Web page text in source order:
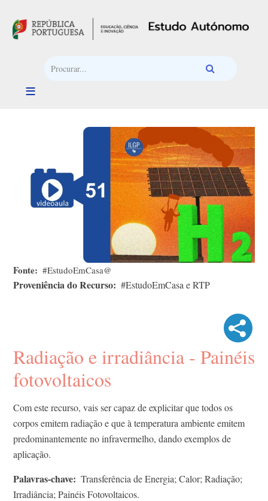
Fonte #EstudoEmCasa@
Proveniência do Recurso #EstudoEmCasa e RTP
Radiação e irradiância - Painéis
fotovoltaicos
Com este recurso, vais ser capaz de explicitar que todos os
corpos emitem radiação e que à temperatura ambiente emitem
predominantemente no infravermelho, dando exemplos de
aplicação.
Palavras-chave
Transferência de Energia; Calor; Radiação;
Irradiância; Painéis Fotovoltaicos.